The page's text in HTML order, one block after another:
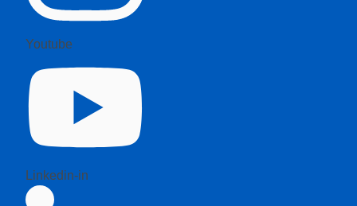
Youtube
Linkedin-in